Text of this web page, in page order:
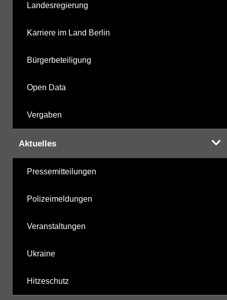
Landesregierung
Karriere im Land Berlin
Bürgerbeteiligung
Open Data
Vergaben
Aktuelles
Pressemitteilungen
Polizeimeldungen
Veranstaltungen
Ukraine
Hitzeschutz